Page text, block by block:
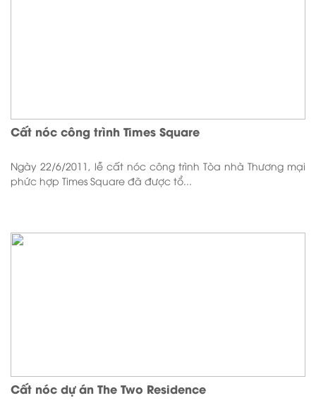
Cất nóc công trình Times Square
Ngày 22/6/2011, lễ cất nóc công trình Tòa nhà Thương mại
phức hợp Times Square đã được tổ...
Cất nóc dự án The Two Residence